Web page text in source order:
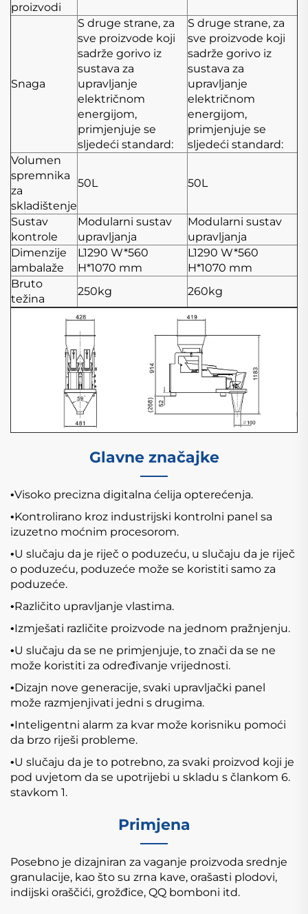
proizvodi
Snaga
S druge strane, za
sve proizvode koji
sadrže gorivo iz
sustava za
upravljanje
električnom
energijom,
primjenjuje se
sljedeći standard:
S druge strane, za
sve proizvode koji
sadrže gorivo iz
sustava za
upravljanje
električnom
energijom,
primjenjuje se
sljedeći standard:
Volumen
spremnika
za
skladištenje
50L 50L
Sustav
kontrole
Modularni sustav
upravljanja
Modularni sustav
upravljanja
Dimenzije
ambalaže
L1290 W*560
H*1070 mm
L1290 W*560
H*1070 mm
Bruto
težina
250kg 260kg
Glavne značajke
•Visoko precizna digitalna ćelija opterećenja.
•Kontrolirano kroz industrijski kontrolni panel sa
izuzetno moćnim procesorom.
•U slučaju da je riječ o poduzeću, u slučaju da je riječ
o poduzeću, poduzeće može se koristiti samo za
poduzeće.
•Različito upravljanje vlastima.
•Izmješati različite proizvode na jednom pražnjenju.
•U slučaju da se ne primjenjuje, to znači da se ne
može koristiti za određivanje vrijednosti.
•Dizajn nove generacije, svaki upravljački panel
može razmjenjivati jedni s drugima.
•Inteligentni alarm za kvar može korisniku pomoći
da brzo riješi probleme.
•U slučaju da je to potrebno, za svaki proizvod koji je
pod uvjetom da se upotrijebi u skladu s člankom 6.
stavkom 1.
Primjena
Posebno je dizajniran za vaganje proizvoda srednje
granulacije, kao što su zrna kave, orašasti plodovi,
indijski oraščići, grožđice, QQ bomboni itd.